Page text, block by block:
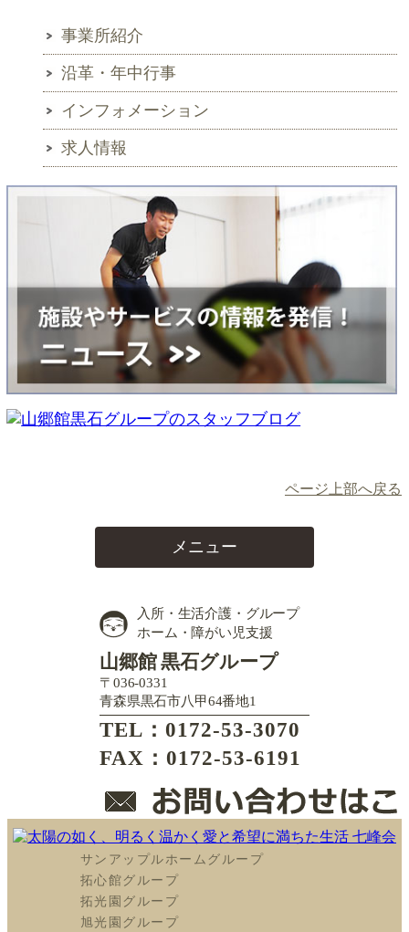
事業所紹介
沿革・年中行事
インフォメーション
求人情報
ページ上部へ戻る
メニュー
入所・生活介護・グループ
ホーム・障がい児支援
山郷館 黒石グループ
〒036-0331
青森県黒石市八甲64番地1
TEL：0172-53-3070
FAX：0172-53-6191
サンアップルホームグループ
拓心館グループ
拓光園グループ
旭光園グループ